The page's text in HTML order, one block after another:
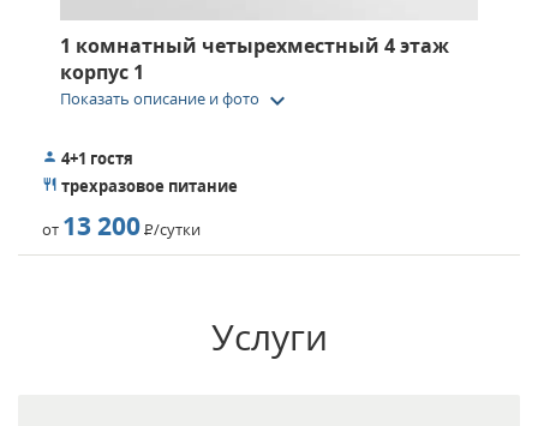
1 комнатный четырехместный 4 этаж
корпус 1
Показать описание и фото keyboard_arrow_down
4+1 гостя
трехразовое питание
от 13 200Р/сутки
Услуги